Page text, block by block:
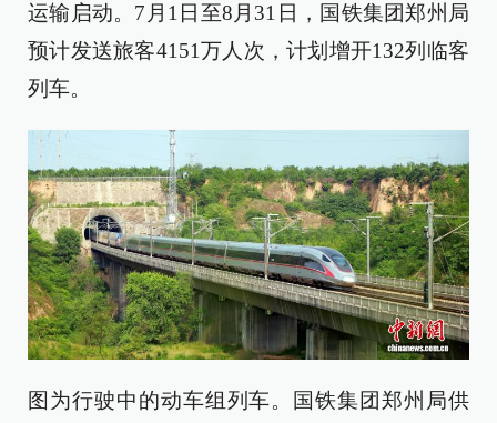
运输启动。7月1日至8月31日，国铁集团郑州局
预计发送旅客4151万人次，计划增开132列临客
列车。
图为行驶中的动车组列车。国铁集团郑州局供